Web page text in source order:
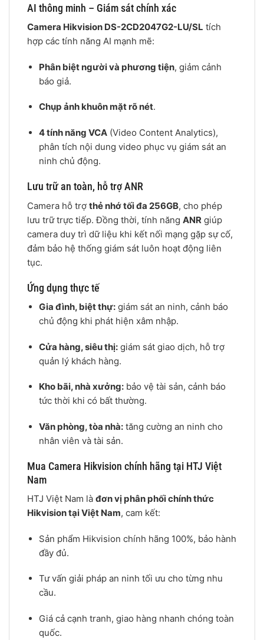
AI thông minh – Giám sát chính xác
Camera Hikvision DS-2CD2047G2-LU/SL tích
hợp các tính năng AI mạnh mẽ:
Phân biệt người và phương tiện, giảm cảnh
báo giả.
Chụp ảnh khuôn mặt rõ nét.
4 tính năng VCA(Video Content Analytics),
phân tích nội dung video phục vụ giám sát an
ninh chủ động.
Lưu trữ an toàn, hỗ trợ ANR
Camera hỗ trợ thẻ nhớ tối đa 256GB, cho phép
lưu trữ trực tiếp. Đồng thời, tính năng ANR giúp
camera duy trì dữ liệu khi kết nối mạng gặp sự cố,
đảm bảo hệ thống giám sát luôn hoạt động liên
tục.
Ứng dụng thực tế
Gia đình, biệt thự:giám sát an ninh, cảnh báo
chủ động khi phát hiện xâm nhập.
Cửa hàng, siêu thị:giám sát giao dịch, hỗ trợ
quản lý khách hàng.
Kho bãi, nhà xưởng:bảo vệ tài sản, cảnh báo
tức thời khi có bất thường.
Văn phòng, tòa nhà:tăng cường an ninh cho
nhân viên và tài sản.
Mua Camera Hikvision chính hãng tại HTJ Việt
Nam
HTJ Việt Nam là đơn vị phân phối chính thức
Hikvision tại Việt Nam, cam kết:
Sản phẩm Hikvision chính hãng 100%, bảo hành
đầy đủ.
Tư vấn giải pháp an ninh tối ưu cho từng nhu
cầu.
Giá cả cạnh tranh, giao hàng nhanh chóng toàn
quốc.